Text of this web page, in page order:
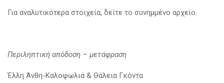
Για αναλυτικότερα στοιχεία, δείτε το συνημμένο αρχείο.
Περιληπτική απόδοση – μετάφραση
Έλλη Άνθη-Καλοφωλιά & Θάλεια Γκόντα